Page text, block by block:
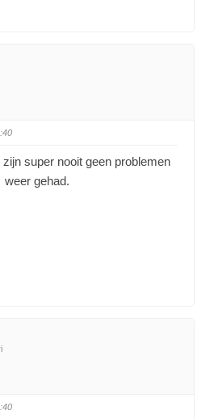
super nooit geen problemen
weer gehad.